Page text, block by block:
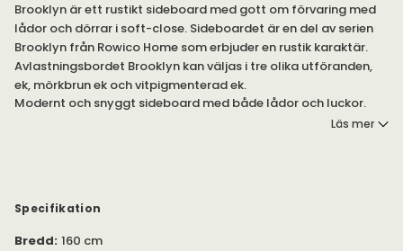
Brooklyn är ett rustikt sideboard med gott om förvaring med
lådor och dörrar i soft-close. Sideboardet är en del av serien
Brooklyn från Rowico Home som erbjuder en rustik karaktär.
Avlastningsbordet Brooklyn kan väljas i tre olika utföranden,
ek, mörkbrun ek och vitpigmenterad ek.
Modernt och snyggt sideboard med både lådor och luckor.
Tillverkad i helmassiv och fingerskarvad ek med soft-close på
Läs mer
Specifikation
Bredd: 160 cm